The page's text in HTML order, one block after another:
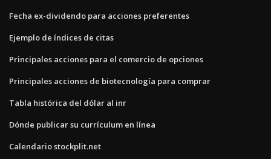
Fecha ex-dividendo para acciones preferentes
Ejemplo de índices de citas
Principales acciones para el comercio de opciones
Principales acciones de biotecnología para comprar
Tabla histórica del dólar al inr
Dónde publicar su currículum en línea
Calendario stockplit.net